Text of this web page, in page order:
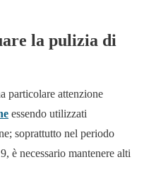
la pulizia di
particolare attenzione
essendo utilizzati
soprattutto nel periodo
è necessario mantenere alti